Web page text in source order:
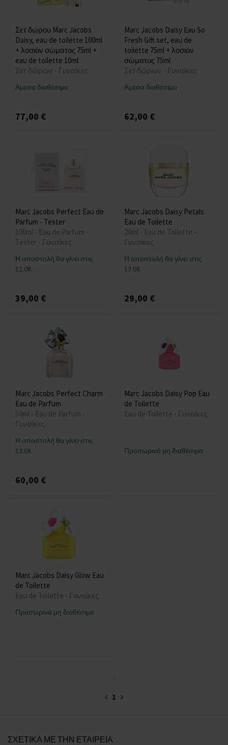
Σετ δώρου Marc Jacobs
Daisy, eau de toilette 100ml
+ λοσιόν σώματος 75ml +
eau de toilette 10ml
Σετ δώρων - Γυναίκες
Άμεσα διαθέσιμο
77,00 €
Marc Jacobs Daisy Eau So
Fresh Gift set, eau de
toilette 75ml + λοσιόν
σώματος 75ml
Σετ δώρων - Γυναίκες
Άμεσα διαθέσιμο
62,00 €
Marc Jacobs Perfect Eau de
Parfum - Tester
100ml - Eau de Parfum -
Tester - Γυναίκες
Η αποστολή θα γίνει στις
12.08.
39,00 €
Marc Jacobs Daisy Petals
Eau de Toilette
20ml - Eau de Toilette -
Γυναίκες
Η αποστολή θα γίνει στις
13.08.
29,00 €
Marc Jacobs Perfect Charm
Eau de Parfum
50ml - Eau de Parfum -
Γυναίκες
Η αποστολή θα γίνει στις
13.08.
60,00 €
Marc Jacobs Daisy Pop Eau
de Toilette
Eau de Toilette - Γυναίκες
Προσωρινά μη διαθέσιμο
Marc Jacobs Daisy Glow Eau
de Toilette
Eau de Toilette - Γυναίκες
Προσωρινά μη διαθέσιμο
:
1
ΣΧΕΤΙΚΑ ΜΕ ΤΗΝ ΕΤΑΙΡΕΙΑ